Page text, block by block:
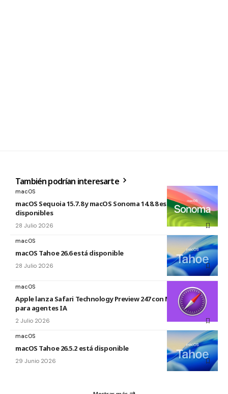
También podrían interesarte
macOS
macOS Sequoia 15.7.8 y macOS Sonoma 14.8.8 están
disponibles
28 Julio 2026
macOS
macOS Tahoe 26.6 está disponible
28 Julio 2026
macOS
Apple lanza Safari Technology Preview 247 con MCP Server
para agentes IA
2 Julio 2026
macOS
macOS Tahoe 26.5.2 está disponible
29 Junio 2026